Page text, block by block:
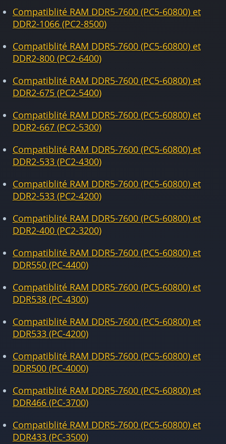
Compatiblité RAM DDR5-7600 (PC5-60800) et
DDR2-1066 (PC2-8500)
Compatiblité RAM DDR5-7600 (PC5-60800) et
DDR2-800 (PC2-6400)
Compatiblité RAM DDR5-7600 (PC5-60800) et
DDR2-675 (PC2-5400)
Compatiblité RAM DDR5-7600 (PC5-60800) et
DDR2-667 (PC2-5300)
Compatiblité RAM DDR5-7600 (PC5-60800) et
DDR2-533 (PC2-4300)
Compatiblité RAM DDR5-7600 (PC5-60800) et
DDR2-533 (PC2-4200)
Compatiblité RAM DDR5-7600 (PC5-60800) et
DDR2-400 (PC2-3200)
Compatiblité RAM DDR5-7600 (PC5-60800) et
DDR550 (PC-4400)
Compatiblité RAM DDR5-7600 (PC5-60800) et
DDR538 (PC-4300)
Compatiblité RAM DDR5-7600 (PC5-60800) et
DDR533 (PC-4200)
Compatiblité RAM DDR5-7600 (PC5-60800) et
DDR500 (PC-4000)
Compatiblité RAM DDR5-7600 (PC5-60800) et
DDR466 (PC-3700)
Compatiblité RAM DDR5-7600 (PC5-60800) et
DDR433 (PC-3500)